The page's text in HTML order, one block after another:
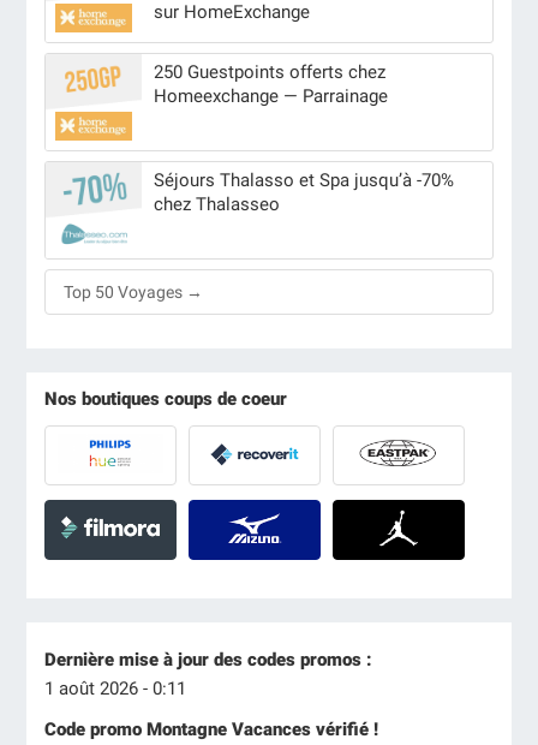
sur HomeExchange
250 Guestpoints offerts chez
Homeexchange — Parrainage
Séjours Thalasso et Spa jusqu’à -70%
chez Thalasseo
Top 50 Voyages →
Nos boutiques coups de coeur
Dernière mise à jour des codes promos :
1 août 2026 - 0:11
Code promo Montagne Vacances vérifié !